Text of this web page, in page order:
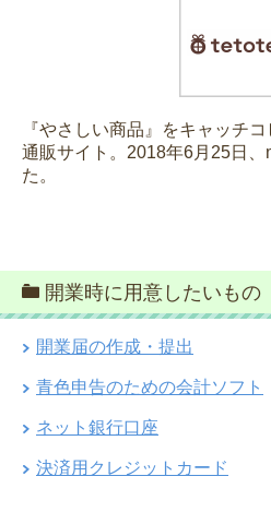
『やさしい商品』をキャッチ
通販サイト。2018年6月25日
た。
開業時に用意したいもの
開業届の作成・提出
青色申告のための会計ソフト
ネット銀行口座
決済用クレジットカード